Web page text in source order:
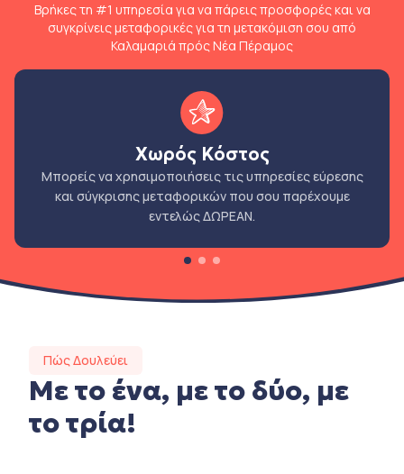
Βρήκες τη #1 υπηρεσία για να πάρεις προσφορές και να
συγκρίνεις μεταφορικές για τη μετακόμιση σου από
Καλαμαριά πρός Νέα Πέραμος
Χωρός Κόστος
Μπορείς να χρησιμοποιήσεις τις υπηρεσίες εύρεσης
και σύγκρισης μεταφορικών που σου παρέχουμε
εντελώς ΔΩΡΕΑΝ.
Πώς Δουλεύει
Με το ένα, με το δύο, με
το τρία!